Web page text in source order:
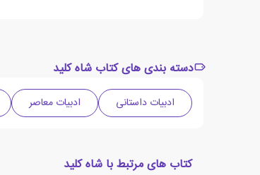
دسته بندی های کتاب شاه کلید
ادبیات داستانی ادبیات معاصر
کتاب های مرتبط با شاه کلید